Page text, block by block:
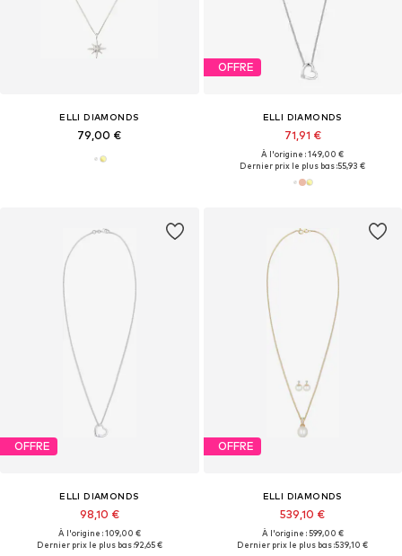
ELLI DIAMONDS
79,00 €
OFFRE
ELLI DIAMONDS
71,91 €
À l'origine : 149,00 €
Dernier prix le plus bas :55,93 €
OFFRE
ELLI DIAMONDS
98,10 €
À l'origine : 109,00 €
Dernier prix le plus bas :92,65 €
OFFRE
ELLI DIAMONDS
539,10 €
À l'origine : 599,00 €
Dernier prix le plus bas :539,10 €